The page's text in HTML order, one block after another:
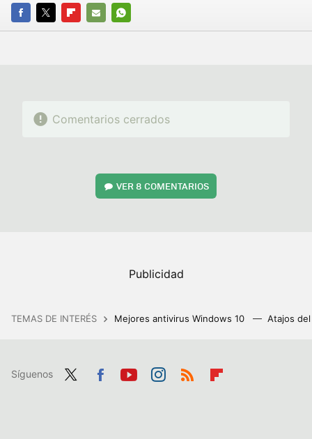
FACEBOOK
TWITTERFLIPBOARD
E-
WHATSAPP
Comentarios cerrados
VER8 COMENTARIOS
TEMAS DE INTERÉS Mejores antivirus Windows 10 Atajos
Síguenos